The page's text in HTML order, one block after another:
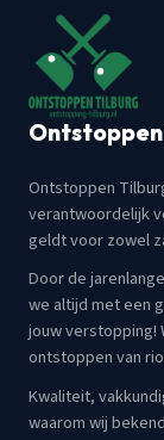
Ontstoppen
verantwoordelijk
geldt voor zowel
Door de
we altijd met een
jouw verstopping!
ontstoppen van
Kwaliteit,
waarom wij